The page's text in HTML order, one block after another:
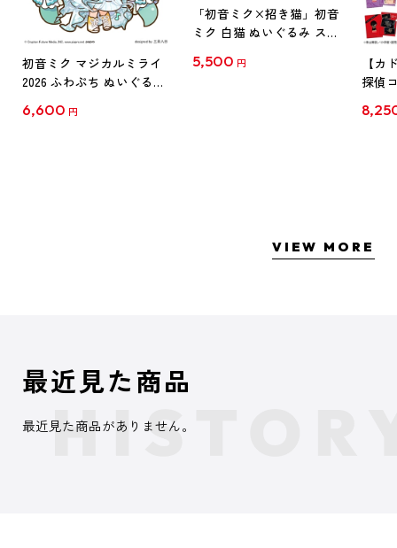
初音ミク マジカルミライ
2026 ふわぷち ぬいぐるみ
6,600 円
「初音ミク×招き猫」初音
ミク 白猫 ぬいぐるみ スタ
5,500 円
【カ
探偵
クリ
VIEW MORE
最近見た商品
最近見た商品がありません。